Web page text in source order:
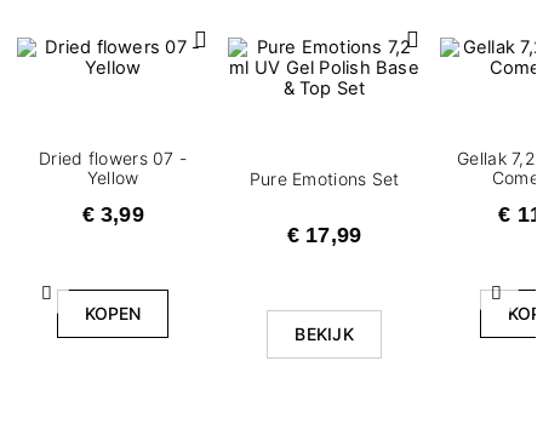
Vorige
Dried flowers 07 -
Yellow
€ 3,99
KOPEN
Pure Emotions Set
€ 17,99
BEKIJK
Gellak 7,2
€